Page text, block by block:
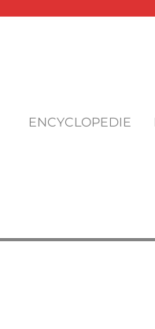
ENCYCLOPEDIE